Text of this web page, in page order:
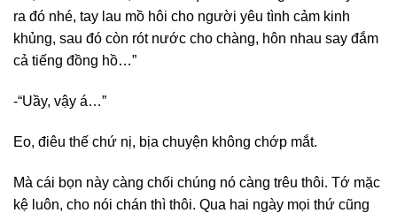
ra đó nhé, tay lau mồ hôi cho người yêu tình cảm kinh
khủng, sau đó còn rót nước cho chàng, hôn nhau say đắm
cả tiếng đồng hồ…”
-“Uầy, vậy á…”
Eo, điêu thế chứ nị, bịa chuyện không chớp mắt.
Mà cái bọn này càng chối chúng nó càng trêu thôi. Tớ mặc
kệ luôn, cho nói chán thì thôi. Qua hai ngày mọi thứ cũng